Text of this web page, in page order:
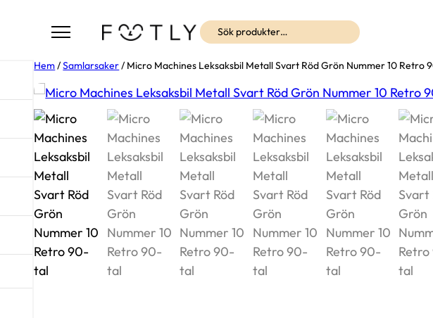
Sök
Hem/Samlarsaker/ Micro Machines Leksaksbil Metall Svart Röd Grön Nummer 10 Retro